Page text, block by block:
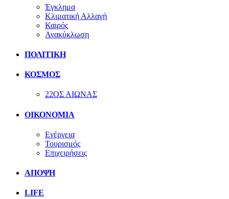
Έγκλημα
Κλιματική Αλλαγή
Καιρός
Ανακύκλωση
ΠΟΛΙΤΙΚΗ
ΚΟΣΜΟΣ
22ΟΣ ΑΙΩΝΑΣ
ΟΙΚΟΝΟΜΙΑ
Ενέργεια
Τουρισμός
Επιχειρήσεις
ΑΠΟΨΗ
LIFE